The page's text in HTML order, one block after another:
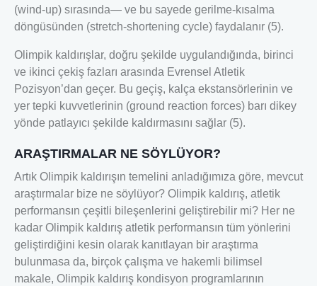
(wind-up) sırasında— ve bu sayede gerilme-kısalma
döngüsünden (stretch-shortening cycle) faydalanır (5).
Olimpik kaldırışlar, doğru şekilde uygulandığında, birinci
ve ikinci çekiş fazları arasında Evrensel Atletik
Pozisyon’dan geçer. Bu geçiş, kalça ekstansörlerinin ve
yer tepki kuvvetlerinin (ground reaction forces) barı dikey
yönde patlayıcı şekilde kaldırmasını sağlar (5).
ARAŞTIRMALAR NE SÖYLÜYOR?
Artık Olimpik kaldırışın temelini anladığımıza göre, mevcut
araştırmalar bize ne söylüyor? Olimpik kaldırış, atletik
performansın çeşitli bileşenlerini geliştirebilir mi? Her ne
kadar Olimpik kaldırış atletik performansın tüm yönlerini
geliştirdiğini kesin olarak kanıtlayan bir araştırma
bulunmasa da, birçok çalışma ve hakemli bilimsel
makale, Olimpik kaldırış kondisyon programlarının